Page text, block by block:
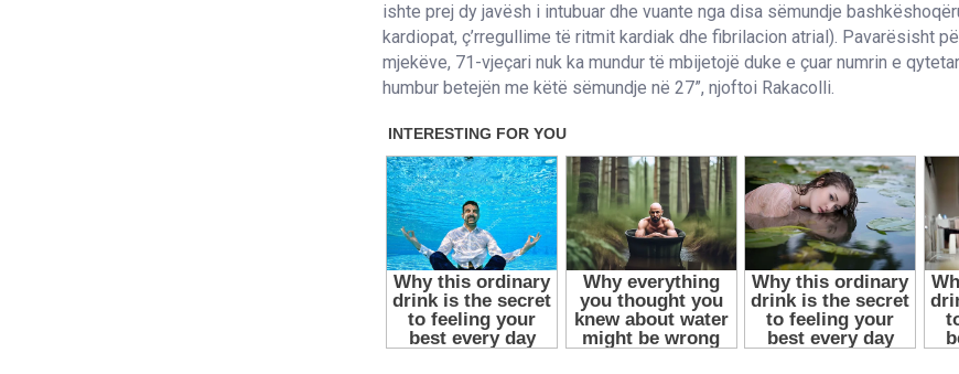
ishte prej dy javësh i intubuar dhe vuante nga disa sëmundje
kardiopat, ç’rregullime të ritmit kardiak dhe fibrilacion atrial). Pavarësisht
mjekëve, 71-vjeçari nuk ka mundur të mbijetojë duke e çuar numrin e
humbur betejën me këtë sëmundje në 27”, njoftoi Rakacolli.